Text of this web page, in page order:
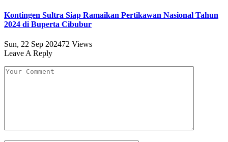
Kontingen Sultra Siap Ramaikan Pertikawan Nasional Tahun
2024 di Buperta Cibubur
Sun, 22 Sep 202472 Views
Leave A Reply